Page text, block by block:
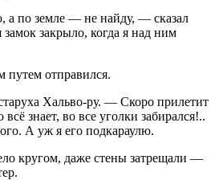
а по земле — не найду, — сказал
закрыло, когда я над ним
отправился.
Хальво-ру. — Скоро прилетит
знает, во все уголки забирался!..
А уж я его подкараулю.
кругом, даже стены затрещали —